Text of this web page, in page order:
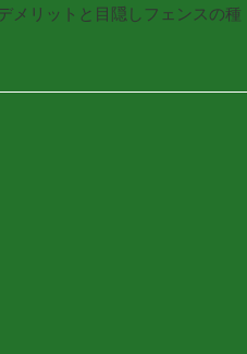
メリットと目隠しフェンスの種